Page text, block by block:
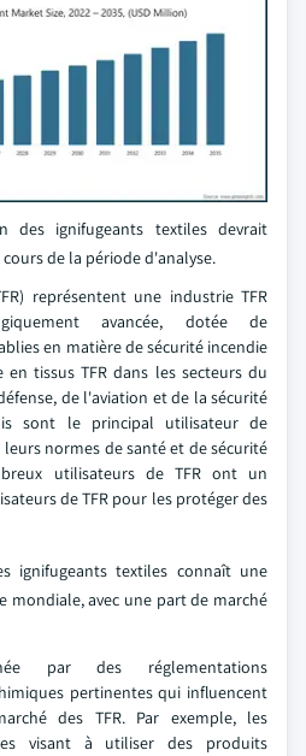
des ignifugeants textiles devrait
cours de la période d'analyse.
représentent une industrie TFR
avancée, dotée de
en matière de sécurité incendie
tissus TFR dans les secteurs du
de l'aviation et de la sécurité
sont le principal utilisateur de
leurs normes de santé et de sécurité
utilisateurs de TFR ont un
de TFR pour les protéger des
ignifugeants textiles connaît une
mondiale, avec une part de marché
par des réglementations
pertinentes qui influencent
des TFR. Par exemple, les
visant à utiliser des produits